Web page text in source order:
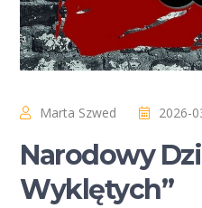
Marta Szwed 2026-
Narodowy
Wyklętych”